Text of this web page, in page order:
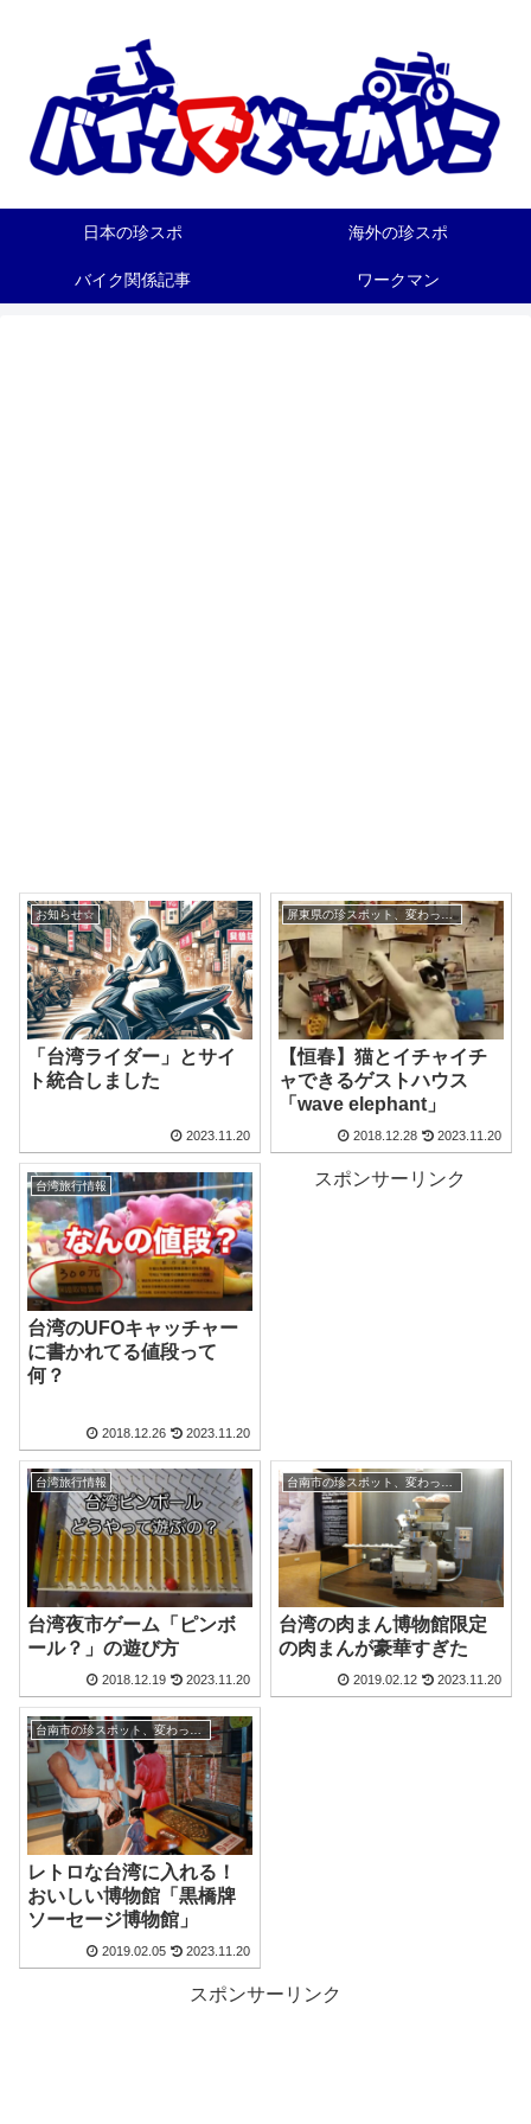
日本の珍スポ 海外の珍スポ
バイク関係記事 ワークマン
お知らせ☆
「台湾ライダー」とサイ
ト統合しました
2023.11.20
屏東県の珍スポット、変わった観光地
【恒春】猫とイチャイチ
ャできるゲストハウス
「wave elephant」
2018.12.28 2023.11.20
台湾旅行情報
台湾のUFOキャッチャー
に書かれてる値段って
何？
2018.12.26 2023.11.20
スポンサーリンク
台湾旅行情報
台湾夜市ゲーム「ピンボ
ール？」の遊び方
2018.12.19 2023.11.20
台湾の肉まん博物館限定
の肉まんが豪華すぎた
2019.02.12 2023.11.20
レトロな台湾に入れる！
おいしい博物館「黒橋牌
ソーセージ博物館」
2019.02.05 2023.11.20
スポンサーリンク